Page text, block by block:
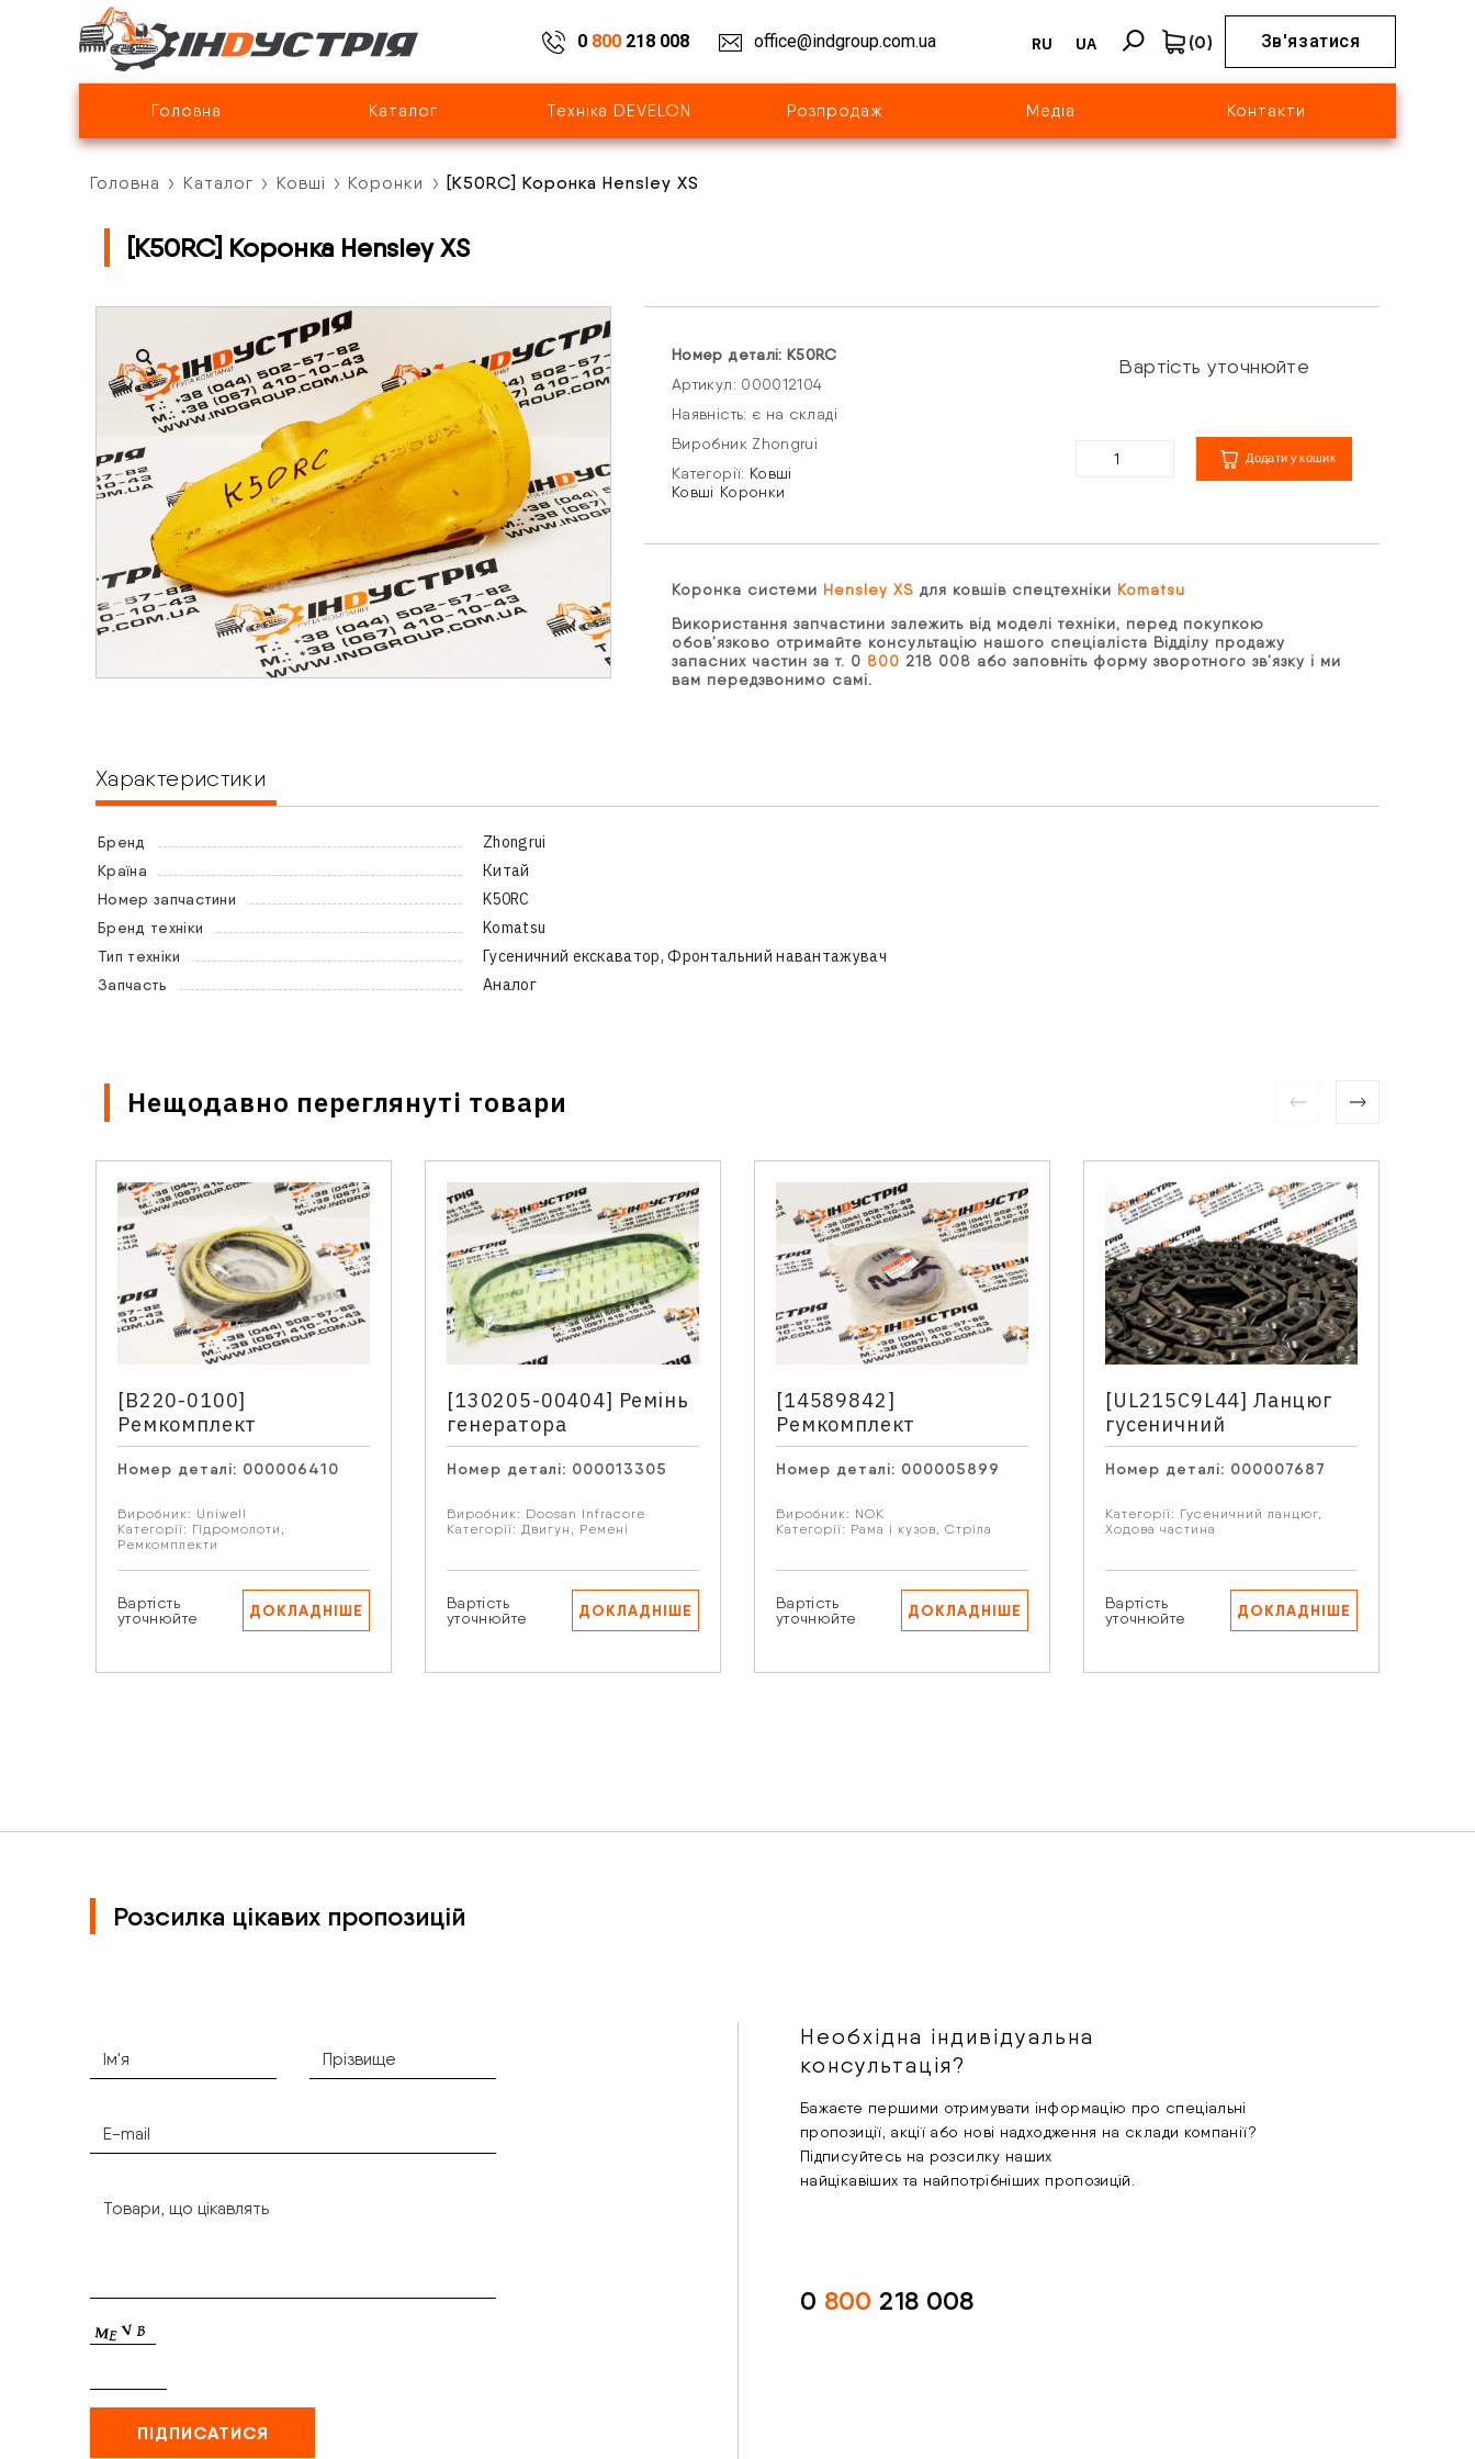
0 800218 008 office@indgroup.com.ua RU UA (0) Зв'язатися
Головна Каталог Техніка DEVELON Розпродаж Медіа Контакти
Головна Каталог Ковші Коронки [K50RC] Коронка Hensley XS
[K50RC] Коронка Hensley XS
Номер деталі: K50RC
Артикул: 000012104
Наявність: є на складі
Виробник Zhongrui
Категорії: Ковші
Ковші Коронки
Вартість уточнюйте
Додати у кошик
Коронка системи Hensley XS для ковшів спецтехніки Komatsu
Використання запчастини залежить від моделі техніки, перед покупкою
обов’язково отримайте консультацію нашого спеціаліста Відділу продажу
запасних частин за т. 0 800 218 008 або заповніть форму зворотного зв’язку і ми
вам передзвонимо самі.
Характеристики
Бренд Zhongrui
Країна Китай
Номер запчастини K50RC
Бренд техніки Komatsu
Тип техніки Гусеничний екскаватор, Фронтальний навантажувач
Запчасть Аналог
Нещодавно переглянуті товари
[B220-0100]
Ремкомплект
Номер деталі: 000006410
Виробник: Uniwell
Категорії: Гідромолоти ,
Ремкомплекти
Вартість
уточнюйте
ДОКЛАДНІШЕ
[130205-00404] Ремінь
генератора
Номер деталі: 000013305
Виробник: Doosan Infracore
Категорії: Двигун , Ремені
Вартість
уточнюйте
ДОКЛАДНІШЕ
[14589842]
Ремкомплект
Номер деталі: 000005899
Виробник: NOK
Категорії: Рама і кузов, Стріла
Вартість
уточнюйте
ДОКЛАДНІШЕ
[UL215C9L44] Ланцюг
гусеничний
Номер деталі: 000007687
Категорії: Гусеничний ланцюг,
Ходова частина
Вартість
уточнюйте
ДОКЛАДНІШЕ
Розсилка цікавих пропозицій
Необхідна індивідуальна
консультація?
Бажаєте першими отримувати інформацію про спеціальні
пропозиції, акції або нові надходження на склади компанії?
Підписуйтесь на розсилку наших
найцікавіших та найпотрібніших пропозицій.
0 800 218 008
Ім'я* Телефон
Email
Ваше запитання
Натискаючи кнопку “Надіслати” Ви даєте згоду на обробку Ваших
персональних даних.